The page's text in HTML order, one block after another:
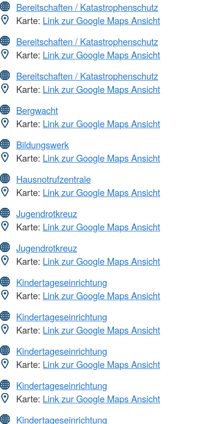
Bereitschaften / Katastrophenschutz
Karte: Link zur Google Maps Ansicht
Bereitschaften / Katastrophenschutz
Karte: Link zur Google Maps Ansicht
Bereitschaften / Katastrophenschutz
Karte: Link zur Google Maps Ansicht
Bergwacht
Karte: Link zur Google Maps Ansicht
Bildungswerk
Karte: Link zur Google Maps Ansicht
Hausnotrufzentrale
Karte: Link zur Google Maps Ansicht
Jugendrotkreuz
Karte: Link zur Google Maps Ansicht
Jugendrotkreuz
Karte: Link zur Google Maps Ansicht
Kindertageseinrichtung
Karte: Link zur Google Maps Ansicht
Kindertageseinrichtung
Karte: Link zur Google Maps Ansicht
Kindertageseinrichtung
Karte: Link zur Google Maps Ansicht
Kindertageseinrichtung
Karte: Link zur Google Maps Ansicht
Kindertageseinrichtung